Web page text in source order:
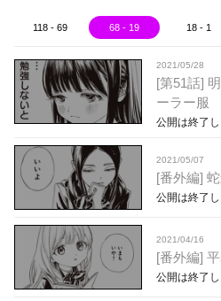
118 - 69 68 - 19 18 - 1
2021/05/28
[第51話]
ーラー服
公開は終了
2021/05/07
[番外編]
公開は終了
2021/04/16
[番外編]
公開は終了